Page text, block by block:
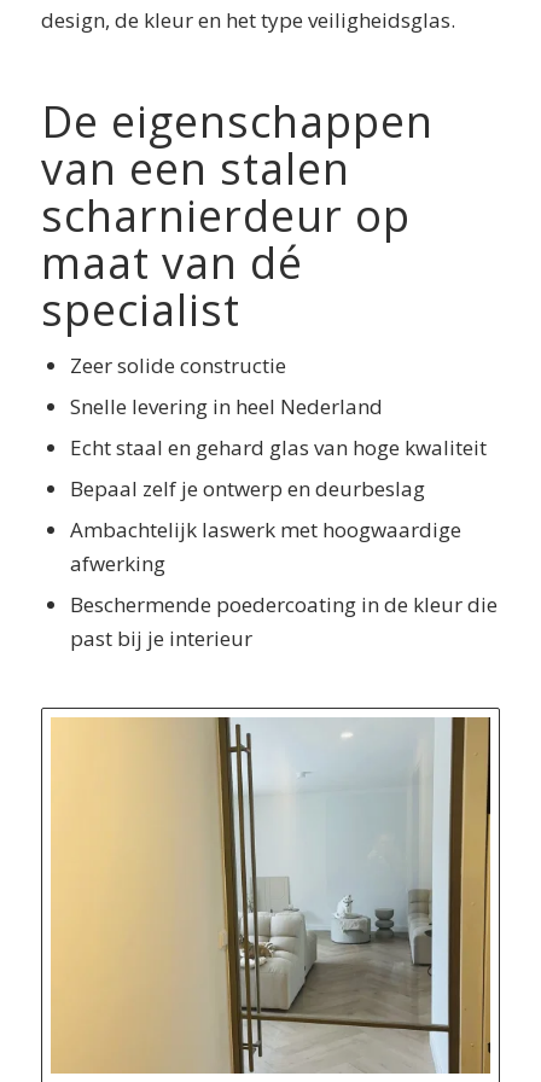
design, de kleur en het type veiligheidsglas.
De eigenschappen
van een stalen
scharnierdeur op
maat van dé
specialist
Zeer solide constructie
Snelle levering in heel Nederland
Echt staal en gehard glas van hoge kwaliteit
Bepaal zelf je ontwerp en deurbeslag
Ambachtelijk laswerk met hoogwaardige
afwerking
Beschermende poedercoating in de kleur die
past bij je interieur